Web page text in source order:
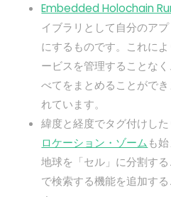
Embedded Holochain
イブラリとして自分のア
にするものです。これに
ービスを管理することな
べてをまとめることがで
れています。
緯度と経度でタグ付けし
ロケーション・ゾームも
地球を「セル」に分割す
で検索する機能を追加す